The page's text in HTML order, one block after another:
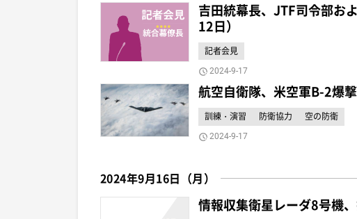
吉田統幕長、JTF司令部お
12日）
記者会見
2024-9-17
航空自衛隊、米空軍B-2爆
訓練・演習 防衛協力 空の防衛
2024-9-17
2024年9月16日（月）
情報収集衛星レーダ8号機